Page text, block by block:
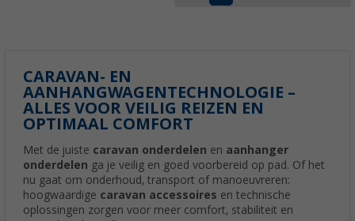
CARAVAN- EN
AANHANGWAGENTECHNOLOGIE –
ALLES VOOR VEILIG REIZEN EN
OPTIMAAL COMFORT
Met de juiste caravan onderdelen en aanhanger
onderdelen ga je veilig en goed voorbereid op pad. Of het
nu gaat om onderhoud, transport of manoeuvreren:
hoogwaardige caravan accessoires en technische
oplossingen zorgen voor meer comfort, stabiliteit en